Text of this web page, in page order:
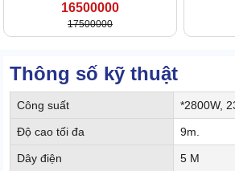
16500000
17500000
Thông số kỹ thuật
Công suất *2800W,
Độ cao tối đa 9m.
Dây điện 5 M